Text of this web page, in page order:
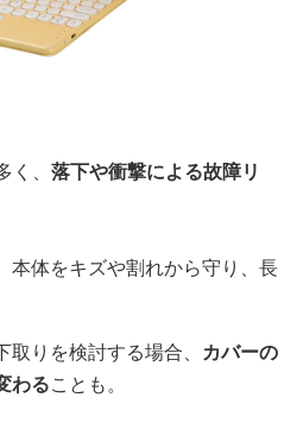
、 落下や衝撃による故障リ
本体をキズや割れから守り、長
りを検討する場合、 カバーの
わることも。